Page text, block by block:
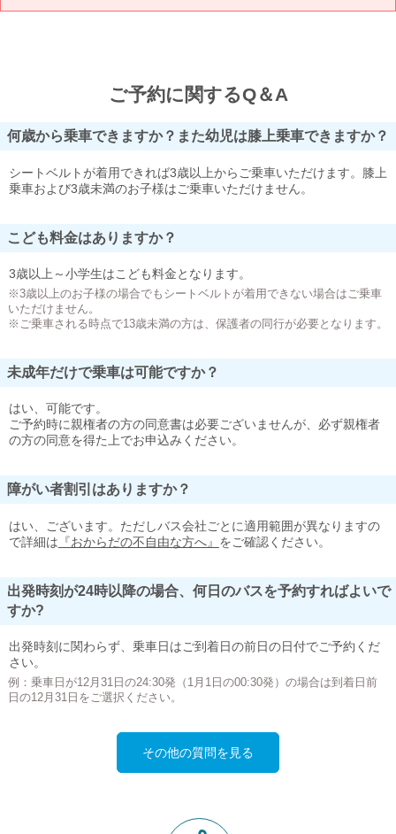
ご予約に関するQ＆A
何歳から乗車できますか？また幼児は膝上乗車できますか？
シートベルトが着用できれば3歳以上からご乗車いただけます。膝上
乗車および3歳未満のお子様はご乗車いただけません。
こども料金はありますか？
3歳以上～小学生はこども料金となります。
※3歳以上のお子様の場合でもシートベルトが着用できない場合はご乗車
いただけません。
※ご乗車される時点で13歳未満の方は、保護者の同行が必要となります。
未成年だけで乗車は可能ですか？
はい、可能です。
ご予約時に親権者の方の同意書は必要ございませんが、必ず親権者
の方の同意を得た上でお申込みください。
障がい者割引はありますか？
はい、ございます。ただしバス会社ごとに適用範囲が異なりますの
で詳細は 『おからだの不自由な方へ』 をご確認ください。
出発時刻が24時以降の場合、何日のバスを予約すればよいで
すか?
出発時刻に関わらず、乗車日はご到着日の前日の日付でご予約くだ
さい。
例：乗車日が12月31日の24:30発（1月1日の00:30発）の場合は到着日前
日の12月31日をご選択ください。
その他の質問を見る